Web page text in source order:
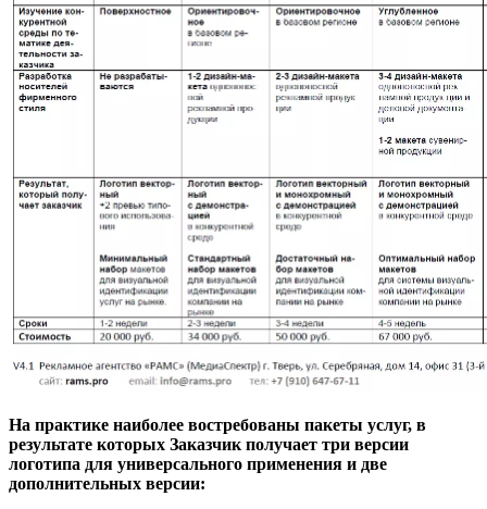
На практике наиболее востребованы пакеты услуг, в
результате которых Заказчик получает три версии
логотипа для универсального применения и две
дополнительных версии: